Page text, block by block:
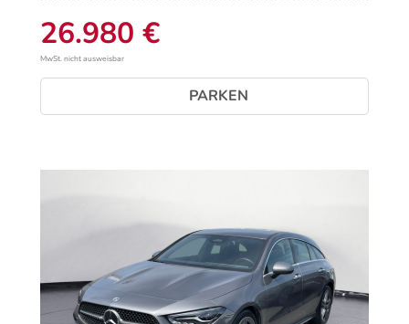
26.980 €
MwSt. nicht ausweisbar
PARKEN